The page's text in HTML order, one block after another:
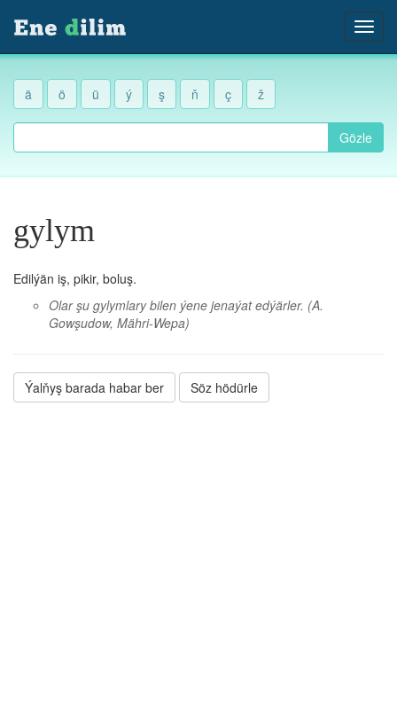
ä ö ü ý ş ň ç ž
Gözle
gylym
Edilýän iş, pikir, boluş.
Olar şu gylymlary bilen ýene jenaýat edýärler. (A.
Gowşudow, Mähri-Wepa)
Ýalňyş barada habar ber Söz hödürle